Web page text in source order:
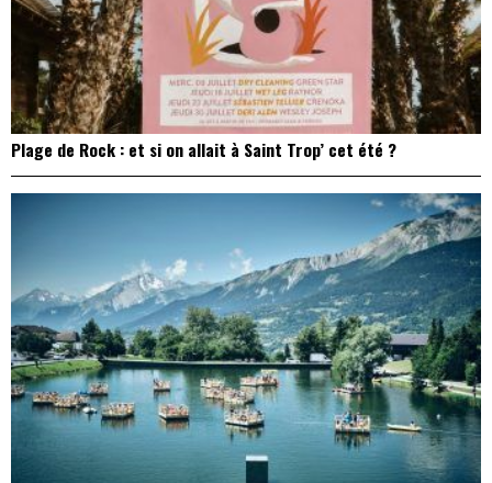
Plage de Rock : et si on allait à Saint Trop’ cet été ?